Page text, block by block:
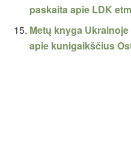
paskaita apie LDK
Metų knyga
apie kunigaikščius